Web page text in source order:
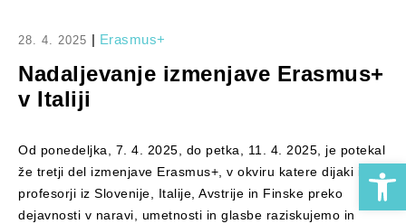
28. 4. 2025 | Erasmus+
Nadaljevanje izmenjave Erasmus+
v Italiji
Od ponedeljka, 7. 4. 2025, do petka, 11. 4. 2025, je potekal
že tretji del izmenjave Erasmus+, v okviru katere dijaki in
profesorji iz Slovenije, Italije, Avstrije in Finske preko
dejavnosti v naravi, umetnosti in glasbe raziskujemo in